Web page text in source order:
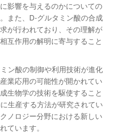
影響を与えるのかについての
また、D-グルタミン酸の合成
が行われており、その理解が
互作用の解明に寄与すること
ン酸の制御や利用技術が進化
業応用の可能性が開かれてい
生物学の技術を駆使すること
生産する方法が研究されてい
ノロジー分野における新しい
ています。